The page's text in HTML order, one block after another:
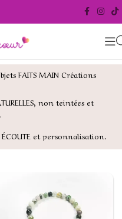
FAITS MAIN Créations
non teintées et
ÉCOUTE et personnalisation.